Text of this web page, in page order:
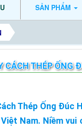
SẢN PHẨM
CÁCH THÉP ỐNG
Thép Ống Đúc
Nam. Niềm